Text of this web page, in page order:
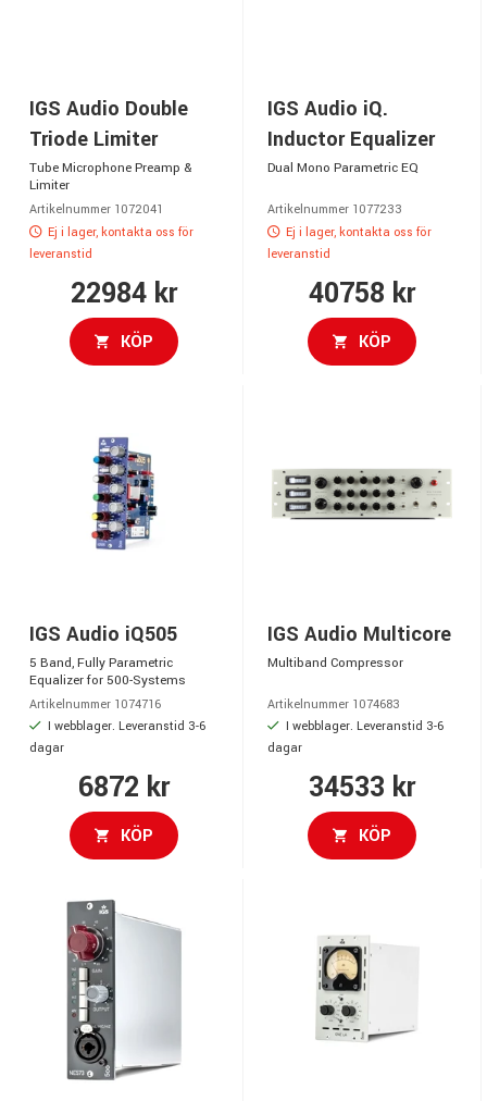
IGS Audio Double
Triode Limiter
Tube Microphone Preamp &
Limiter
Artikelnummer 1072041
Ej i lager, kontakta oss för
leveranstid
22984 kr
KÖP
IGS Audio iQ.
Inductor Equalizer
Dual Mono Parametric EQ
Artikelnummer 1077233
Ej i lager, kontakta oss för
leveranstid
40758 kr
KÖP
IGS Audio iQ505
5 Band, Fully Parametric
Equalizer for 500-Systems
Artikelnummer 1074716
I webblager. Leveranstid 3-6
dagar
6872 kr
KÖP
IGS Audio Multicore
Multiband Compressor
Artikelnummer 1074683
I webblager. Leveranstid 3-6
dagar
34533 kr
KÖP